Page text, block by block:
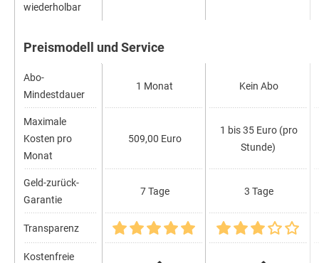
wiederholbar
Preismodell und Service
Abo-
Mindestdauer
Maximale
Kosten pro
Monat
Geld-zurück-
Garantie
Transparenz
Kostenfreie
1 Monat
509,00 Euro
7 Tage
Kein Abo
1 bis 35 Euro (pro
Stunde)
3 Tage